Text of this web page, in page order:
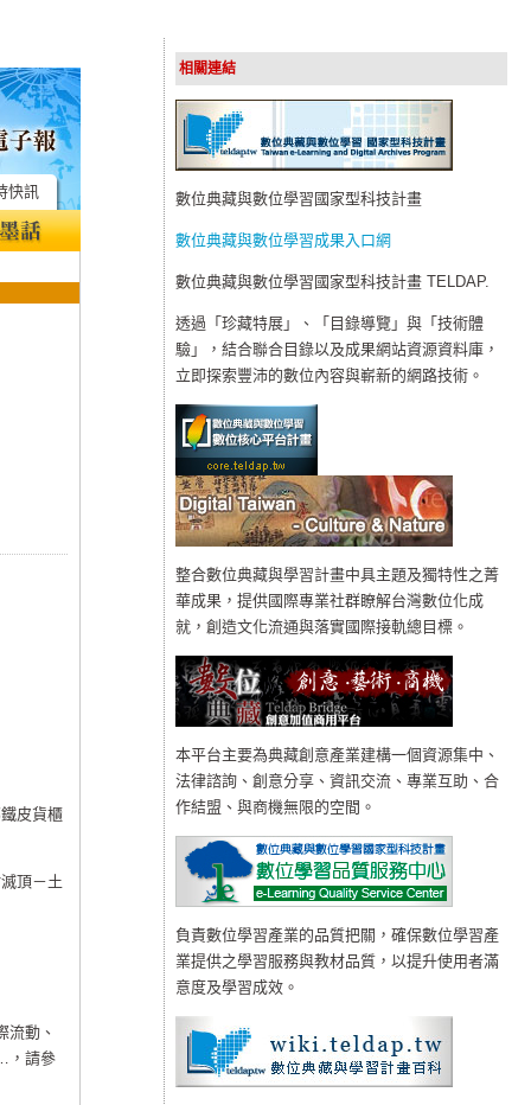
相關連結
數位典藏與數位學習國家型科技計畫
數位典藏與數位學習成果入口網
數位典藏與數位學習國家型科技計畫 TELDAP.
透過「珍藏特展」、「目錄導覽」與「技術體
驗」，結合聯合目錄以及成果網站資源資料庫，
立即探索豐沛的數位內容與嶄新的網路技術。
整合數位典藏與學習計畫中具主題及獨特性之菁
華成果，提供國際專業社群瞭解台灣數位化成
就，創造文化流通與落實國際接軌總目標。
本平台主要為典藏創意產業建構一個資源集中、
法律諮詢、創意分享、資訊交流、專業互助、合
作結盟、與商機無限的空間。
負責數位學習產業的品質把關，確保數位學習產
業提供之學習服務與教材品質，以提升使用者滿
意度及學習成效。
快訊
皮貨櫃
頂－土
流動、
，請參